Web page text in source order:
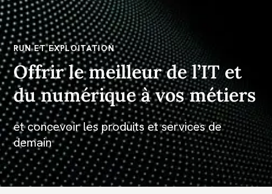
RUN ET EXPLOITATION
Offrir le meilleur de l’IT et
du numérique à vos métiers
et concevoir les produits et services de
demain